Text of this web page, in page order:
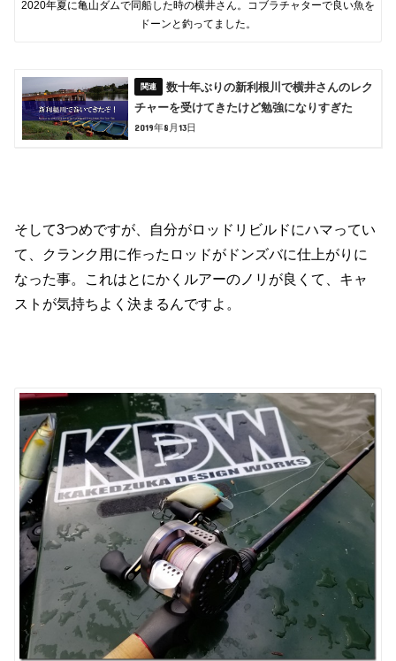
2020年夏に亀山ダムで同船した時の横井さん。コブラチャターで良い魚を
ドーンと釣ってました。
数十年ぶりの新利根川で横井さんのレク
チャーを受けてきたけど勉強になりすぎた
2019年8月13日
そして3つめですが、自分がロッドリビルドにハマってい
て、クランク用に作ったロッドがドンズバに仕上がりに
なった事。これはとにかくルアーのノリが良くて、キャ
ストが気持ちよく決まるんですよ。